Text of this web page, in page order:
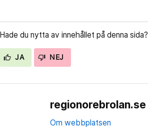
Hade du nytta av innehållet på denna sida?
JA NEJ
regionorebrolan.se
Om webbplatsen